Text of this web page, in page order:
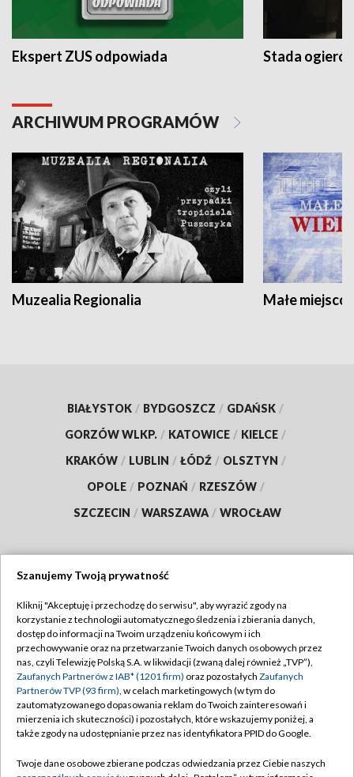
Ekspert ZUS odpowiada Stada
ARCHIWUM PROGRAMÓW
Muzealia Regionalia Małe
BIAŁYSTOK / BYDGOSZCZ / GDAŃSK /
GORZÓW WLKP. / KATOWICE / KIELCE /
KRAKÓW / LUBLIN / ŁÓDŹ / OLSZTYN /
OPOLE / POZNAŃ / RZESZÓW /
SZCZECIN / WARSZAWA / WROCŁAW
TVP
Abonament TVP
Emisja w TVP
Centrum informacji TVP
Naziemna Telewizja Cyfrowa
Regulamin TVP
Polityka prywatności
Moje zgody
Pomoc
Szanujemy Twoją prywatność
Kliknij "Akceptuję i przechodzę do serwisu", aby wyrazić zgody na
korzystanie z technologii automatycznego śledzenia i zbierania danych,
dostęp do informacji na Twoim urządzeniu końcowym i ich
przechowywanie oraz na przetwarzanie Twoich danych osobowych przez
nas, czyli Telewizję Polską S.A. w likwidacji (zwaną dalej również „TVP”),
Zaufanych Partnerów z IAB* (1201 firm) oraz pozostałych Zaufanych
Partnerów TVP (93 firm), w celach marketingowych (w tym do
zautomatyzowanego dopasowania reklam do Twoich zainteresowań i
mierzenia ich skuteczności) i pozostałych, które wskazujemy poniżej, a
także zgody na udostępnianie przez nas identyfikatora PPID do Google.
Twoje dane osobowe zbierane podczas odwiedzania przez Ciebie naszych